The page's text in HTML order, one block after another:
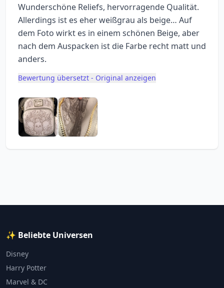
Wunderschöne Reliefs, hervorragende Qualität.
Allerdings ist es eher weißgrau als beige… Auf
dem Foto wirkt es in einem schönen Beige, aber
nach dem Auspacken ist die Farbe recht matt und
anders.
Bewertung übersetzt - Original anzeigen
✨ Beliebte Universen
Disney
Harry Potter
Marvel & DC